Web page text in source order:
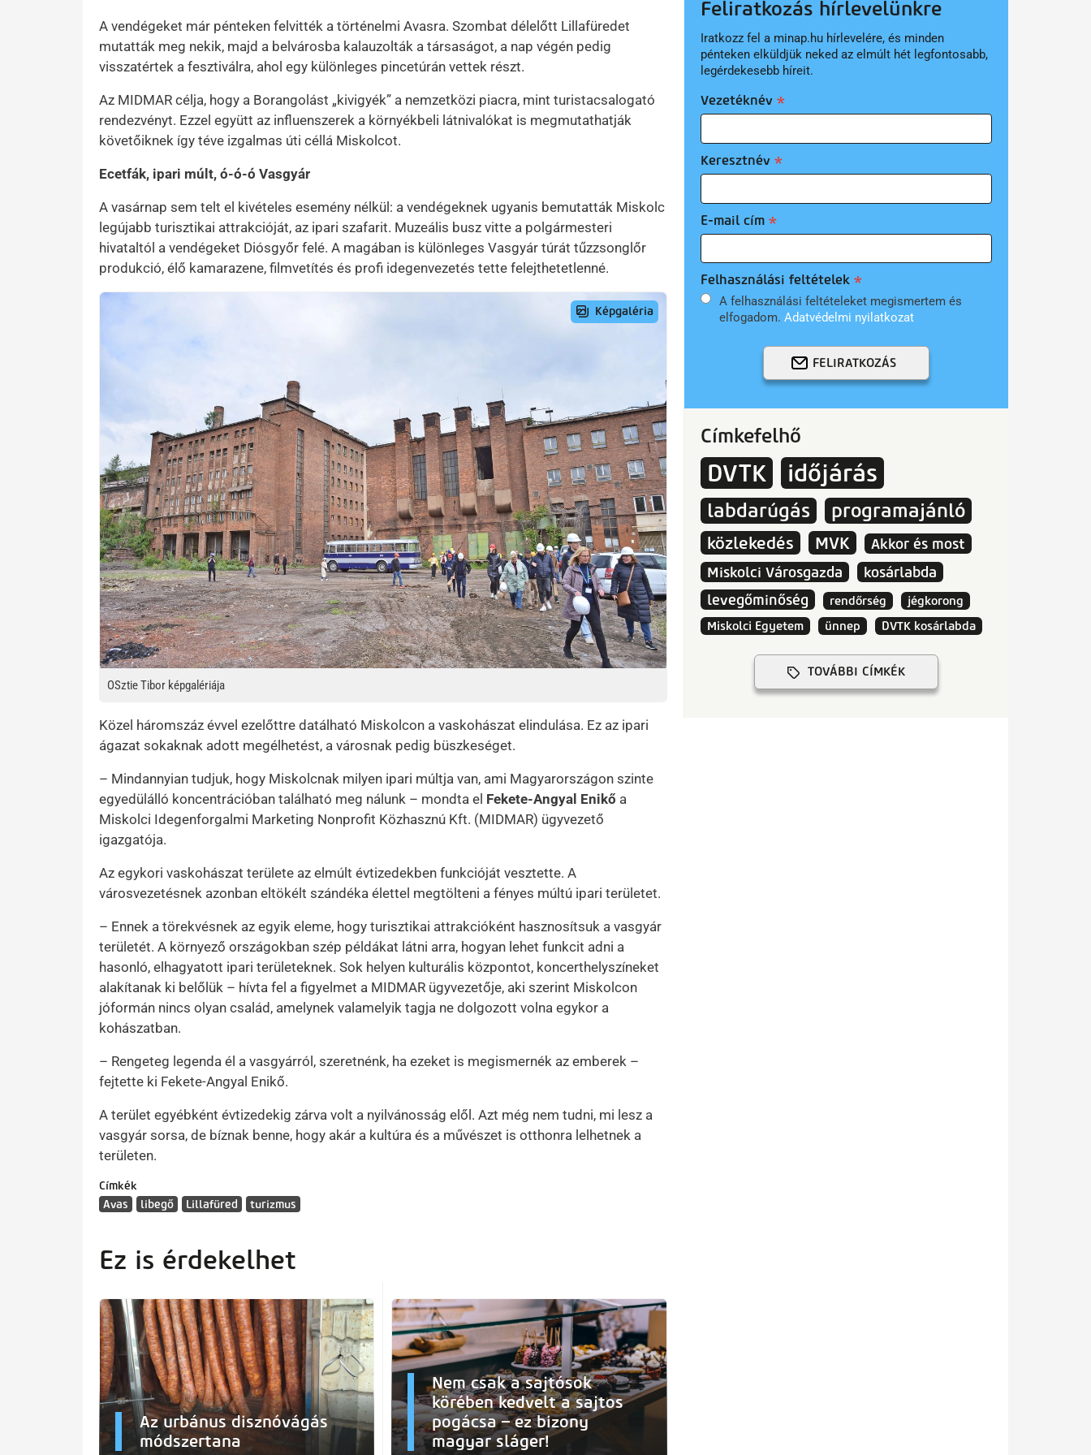
A vendégeket már pénteken felvitték a történelmi Avasra. Szombat délelőtt Lillafüredet
mutatták meg nekik, majd a belvárosba kalauzolták a társaságot, a nap végén pedig
visszatértek a fesztiválra, ahol egy különleges pincetúrán vettek részt.
Az MIDMAR célja, hogy a Borangolást „kivigyék” a nemzetközi piacra, mint turistacsalogató
rendezvényt. Ezzel együtt az influenszerek a környékbeli látnivalókat is megmutathatják
követőiknek így téve izgalmas úti céllá Miskolcot.
Ecetfák, ipari múlt, ó-ó-ó Vasgyár
A vasárnap sem telt el kivételes esemény nélkül: a vendégeknek ugyanis bemutatták Miskolc
legújabb turisztikai attrakcióját, az ipari szafarit. Muzeális busz vitte a polgármesteri
hivataltól a vendégeket Diósgyőr felé. A magában is különleges Vasgyár túrát tűzzsonglőr
produkció, élő kamarazene, filmvetítés és profi idegenvezetés tette felejthetetlenné.
OSztie Tibor képgalériája
Közel háromszáz évvel ezelőttre datálható Miskolcon a vaskohászat elindulása. Ez az ipari
ágazat sokaknak adott megélhetést, a városnak pedig büszkeséget.
– Mindannyian tudjuk, hogy Miskolcnak milyen ipari múltja van, ami Magyarországon szinte
egyedülálló koncentrációban található meg nálunk – mondta el Fekete-Angyal Enikő a
Miskolci Idegenforgalmi Marketing Nonprofit Közhasznú Kft. (MIDMAR) ügyvezető
igazgatója.
Az egykori vaskohászat területe az elmúlt évtizedekben funkcióját vesztette. A
városvezetésnek azonban eltökélt szándéka élettel megtölteni a fényes múltú ipari területet.
– Ennek a törekvésnek az egyik eleme, hogy turisztikai attrakcióként hasznosítsuk a vasgyár
területét. A környező országokban szép példákat látni arra, hogyan lehet funkcit adni a
hasonló, elhagyatott ipari területeknek. Sok helyen kulturális központot, koncerthelyszíneket
alakítanak ki belőlük – hívta fel a figyelmet a MIDMAR ügyvezetője, aki szerint Miskolcon
jóformán nincs olyan család, amelynek valamelyik tagja ne dolgozott volna egykor a
kohászatban.
– Rengeteg legenda él a vasgyárról, szeretnénk, ha ezeket is megismernék az emberek –
fejtette ki Fekete-Angyal Enikő.
A terület egyébként évtizedekig zárva volt a nyilvánosság elől. Azt még nem tudni, mi lesz a
vasgyár sorsa, de bíznak benne, hogy akár a kultúra és a művészet is otthonra lelhetnek a
területen.
Címkék
Avas
libegő Lillafüred turizmus
Ez is érdekelhet
Az urbánus disznóvágás
módszertana
Nem csak a sajtósok
körében kedvelt a sajtos
pogácsa – ez bizony
magyar sláger!
Feliratkozás hírlevelünkre
Iratkozz fel a minap.hu hírlevelére, és minden
pénteken elküldjük neked az elmúlt hét legfontosabb,
legérdekesebb híreit.
Vezetéknév
Keresztnév
E-mail cím
Felhasználási feltételek
A felhasználási feltételeket megismertem és
elfogadom. Adatvédelmi nyilatkozat
FELIRATKOZÁS
Címkefelhő
DVTK időjárás
labdarúgás programajánló
közlekedés MVK
Akkor és most
Miskolci Városgazda
kosárlabda
levegőminőség
rendőrség
jégkorong
Miskolci Egyetem
ünnep DVTK kosárlabda
TOVÁBBI CÍMKÉK